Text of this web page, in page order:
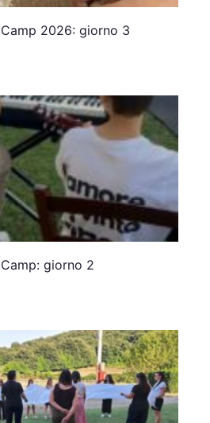
Camp 2026: giorno 3
giorno 2